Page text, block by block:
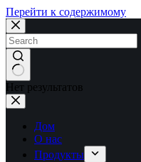
Перейти к содержимому
Нет результатов
Дом
О нас
Продукты